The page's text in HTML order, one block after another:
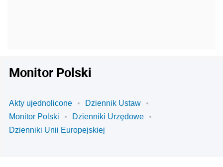
Monitor Polski
Akty ujednolicone
Dziennik Ustaw
Monitor Polski
Dzienniki Urzędowe
Dzienniki Unii Europejskiej